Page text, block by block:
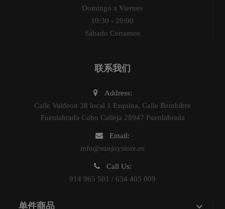
Domingo a Viernes
10:30 - 20:00
Sábado Cerramos
联系我们
Address:
Calle Valdeon 38 local 1 Esquina, Calle Bembibre
Fuenlabrada Cobo Calleja 28947 Fuenlabrada
Email:
info@sunjoystore.es
Call Us:
914 965 501 / 634 405 009
单件商品